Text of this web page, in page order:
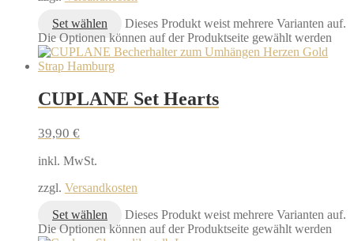
Set wählen
Dieses Produkt weist mehrere Varianten auf.
Die Optionen können auf der Produktseite gewählt werden
CUPLANE Set Hearts
39,90 €
inkl. MwSt.
zzgl. Versandkosten
Set wählen
Dieses Produkt weist mehrere Varianten auf.
Die Optionen können auf der Produktseite gewählt werden